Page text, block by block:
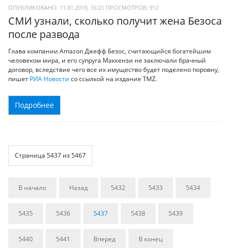
ОПУБЛИКОВАНО: 11.01.2019, 16:21 ПРОСМОТРОВ: 912
СМИ узнали, сколько получит жена Безоса
после развода
Глава компании Amazon Джефф Безос, считающийся богатейшим
человеком мира, и его супруга Маккензи не заключали брачный
договор, вследствие чего все их имущество будет поделено поровну,
пишет РИА Новости со ссылкой на издание TMZ.
Подробнее
Страница 5437 из 5467
В начало Назад 5432 5433 5434
5435 5436 5437 5438 5439
5440 5441 Вперед В конец